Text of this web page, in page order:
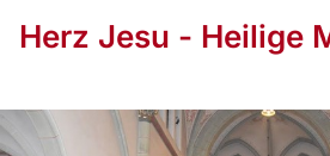
Herz Jesu - Heilige